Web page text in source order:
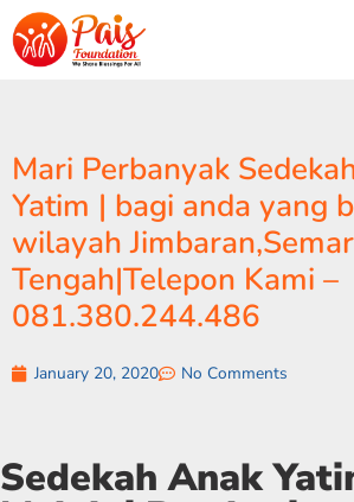
Mari Perbanyak
Yatim | bagi anda yang
wilayah
Tengah|Telepon Kami –
081.380.244.486
January 20, 2020 No Comments
Sedekah Anak